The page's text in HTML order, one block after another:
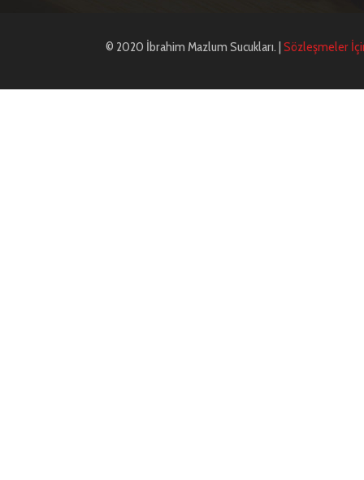
© 2020 İbrahim Mazlum Sucukları. | Sözleşmeler